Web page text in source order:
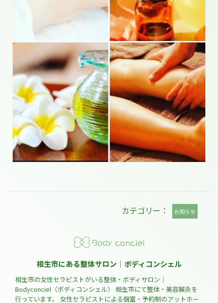
カテゴリー： お知らせ
相生市にある整体サロン｜ボディコンシェル
相生市の女性セラピストがいる整体・ボディサロン｜
Bodyconciel（ボディコンシェル） 相生市にて整体・美容鍼灸を
行っています。 女性セラピストによる個室・予約制のアットホー